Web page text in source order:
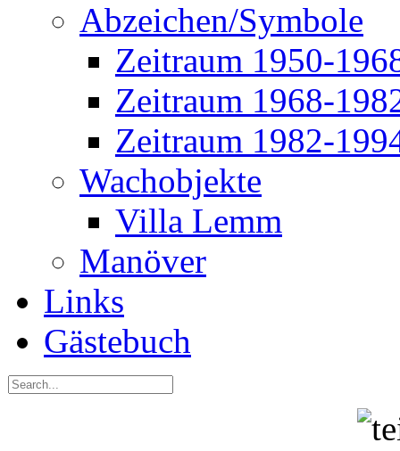
Abzeichen/Symbole
Zeitraum 1950-
Zeitraum 1968-
Zeitraum 1982-
Wachobjekte
Villa Lemm
Manöver
Links
Gästebuch